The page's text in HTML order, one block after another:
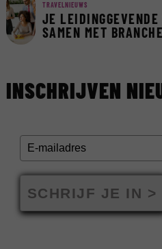
TRAVELNIEUWS
JE
SAMEN MET
INSCHRIJVEN
SCHRIJF JE IN >